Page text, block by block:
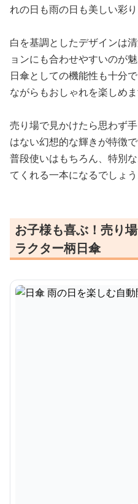
れの日も雨の日も美しい彩り
白を基調としたデザインは
ョンにも合わせやすいのが魅
日傘としての機能性も十分
ながらもおしゃれを楽しめま
売り場で見かけたら思わず
はない幻想的な輝きが特徴で
普段使いはもちろん、特別
てくれる一本になるでしょう
お子様も喜ぶ！売り
ラクター柄日傘